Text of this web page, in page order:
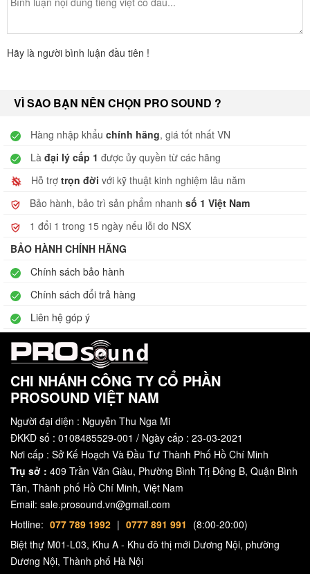
Hãy là người bình luận đầu tiên !
VÌ SAO BẠN NÊN CHỌN PRO SOUND ?
Hàng nhập khẩu chính hãng, giá tốt nhất VN
Là đại lý cấp 1 được ủy quyền từ các hãng
Hỗ trợ trọn đời với kỹ thuật kinh nghiệm lâu năm
Bảo hành, bảo trì sản phẩm nhanh số 1 Việt Nam
1 đổi 1 trong 15 ngày nếu lỗi do NSX
BẢO HÀNH CHÍNH HÃNG
Chính sách bảo hành
Chính sách đổi trả hàng
Liên hệ góp ý
CHI NHÁNH CÔNG TY CỔ PHẦN
PROSOUND VIỆT NAM
Người đại diện : Nguyễn Thu Nga Mi
ĐKKD số : 0108485529-001 / Ngày cấp : 23-03-2021
Nơi cấp : Sở Kế Hoạch Và Đầu Tư Thành Phố Hồ Chí Minh
Trụ sở : 409 Trần Văn Giàu, Phường Bình Trị Đông B, Quận Bình
Tân, Thành phố Hồ Chí Minh, Việt Nam
Email: sale.prosound.vn@gmail.com
Hotline: 077 789 1992 | 0777 891 991 (8:00-20:00)
Biệt thự M01-L03, Khu A - Khu đô thị mới Dương Nội, phường
Dương Nội, Thành phố Hà Nội